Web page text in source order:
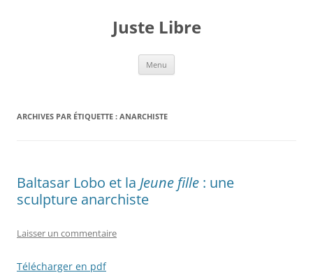
Juste Libre
Menu
ARCHIVES PAR ÉTIQUETTE : ANARCHISTE
Baltasar Lobo et la Jeune fille : une
sculpture anarchiste
Laisser un commentaire
Télécharger en pdf